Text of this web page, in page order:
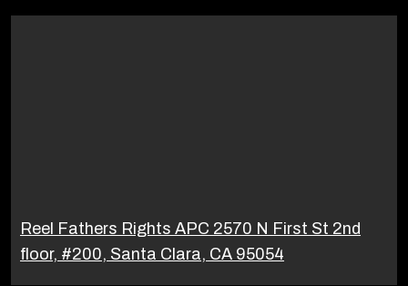
Reel Fathers Rights APC 2570 N First St 2nd
floor, #200, Santa Clara, CA 95054